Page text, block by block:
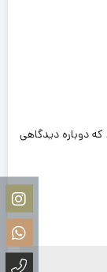
که دوباره دیدگاهی